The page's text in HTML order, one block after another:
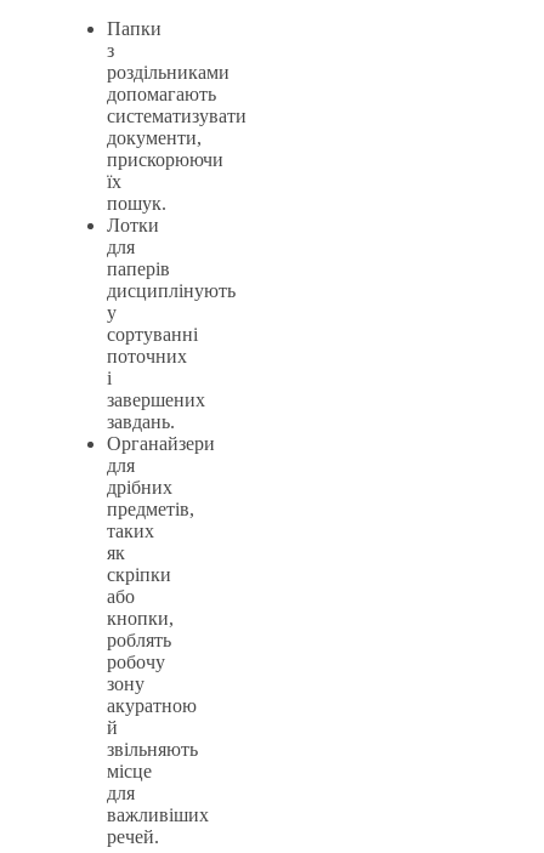
Папки
з
роздільниками
допомагають
систематизувати
документи,
прискорюючи
їх
пошук.
Лотки
для
паперів
дисциплінують
у
сортуванні
поточних
і
завершених
завдань.
Органайзери
для
дрібних
предметів,
таких
як
скріпки
або
кнопки,
роблять
робочу
зону
акуратною
й
звільняють
місце
для
важливіших
речей.